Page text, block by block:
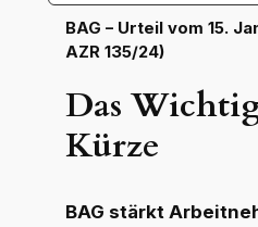
BAG – Urteil vom 15.
AZR 135/24)
Das
Kürze
BAG stärkt